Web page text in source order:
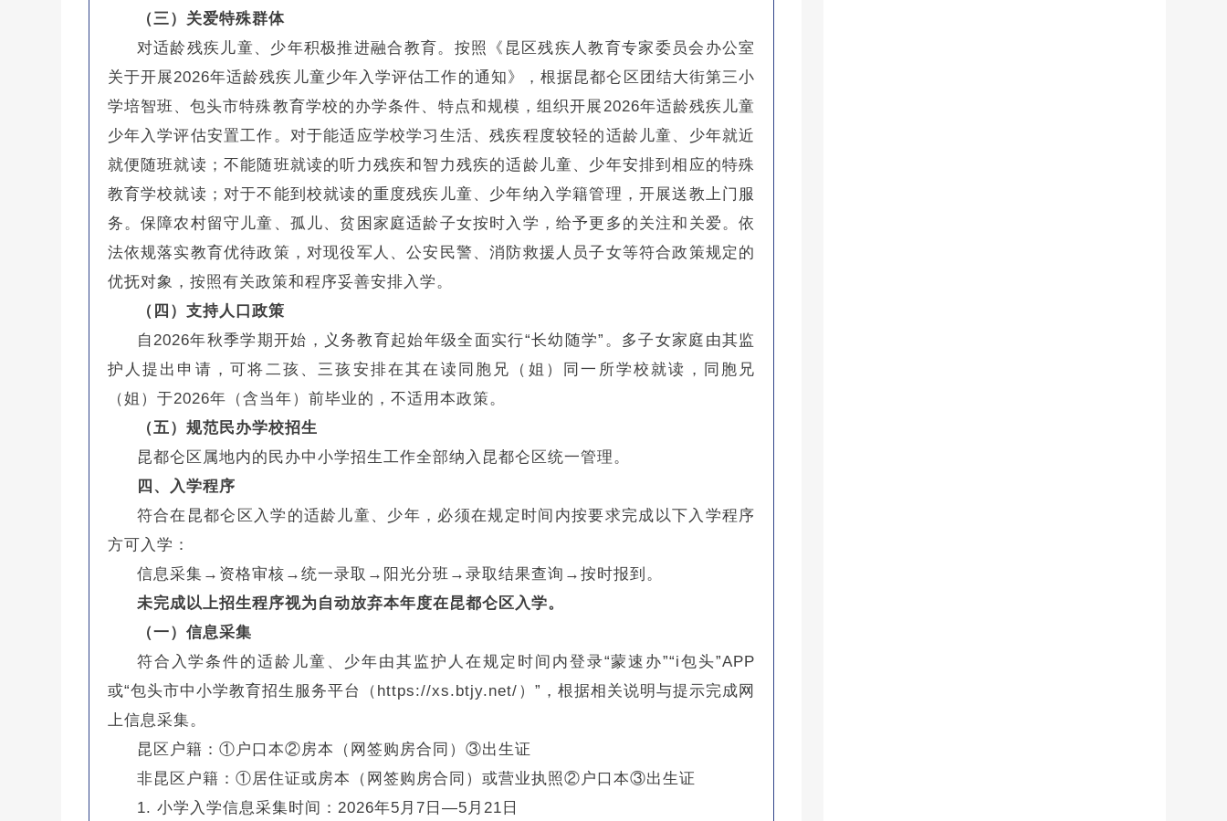
（三）关爱特殊群体
对适龄残疾儿童、少年积极推进融合教育。按照《昆区残疾人教育专家委员会办公室
关于开展2026年适龄残疾儿童少年入学评估工作的通知》，根据昆都仑区团结大街第三小
学培智班、包头市特殊教育学校的办学条件、特点和规模，组织开展2026年适龄残疾儿童
少年入学评估安置工作。对于能适应学校学习生活、残疾程度较轻的适龄儿童、少年就近
就便随班就读；不能随班就读的听力残疾和智力残疾的适龄儿童、少年安排到相应的特殊
教育学校就读；对于不能到校就读的重度残疾儿童、少年纳入学籍管理，开展送教上门服
务。保障农村留守儿童、孤儿、贫困家庭适龄子女按时入学，给予更多的关注和关爱。依
法依规落实教育优待政策，对现役军人、公安民警、消防救援人员子女等符合政策规定的
优抚对象，按照有关政策和程序妥善安排入学。
（四）支持人口政策
自2026年秋季学期开始，义务教育起始年级全面实行“长幼随学”。多子女家庭由其监
护人提出申请，可将二孩、三孩安排在其在读同胞兄（姐）同一所学校就读，同胞兄
（姐）于2026年（含当年）前毕业的，不适用本政策。
（五）规范民办学校招生
昆都仑区属地内的民办中小学招生工作全部纳入昆都仑区统一管理。
四、入学程序
符合在昆都仑区入学的适龄儿童、少年，必须在规定时间内按要求完成以下入学程序
方可入学：
信息采集→资格审核→统一录取→阳光分班→录取结果查询→按时报到。
未完成以上招生程序视为自动放弃本年度在昆都仑区入学。
（一）信息采集
符合入学条件的适龄儿童、少年由其监护人在规定时间内登录“蒙速办”“i包头”APP
或“包头市中小学教育招生服务平台（https://xs.btjy.net/）”，根据相关说明与提示完成网
上信息采集。
昆区户籍：①户口本②房本（网签购房合同）③出生证
非昆区户籍：①居住证或房本（网签购房合同）或营业执照②户口本③出生证
1. 小学入学信息采集时间：2026年5月7日—5月21日